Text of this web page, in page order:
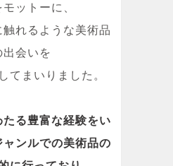
ットーに、
れるような美術品
出会いを
てまいりました。
たる豊富な経験をい
ンルでの美術品の